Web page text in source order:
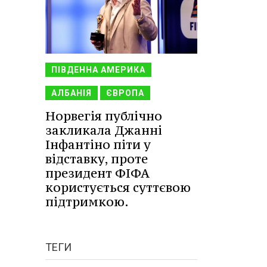
ПІВДЕННА АМЕРИКА
АЛБАНІЯ ЄВРОПА
Норвегія публічно
закликала Джанні
Інфантіно піти у
відставку, проте
президент ФІФА
користується суттєвою
підтримкою.
ТЕГИ